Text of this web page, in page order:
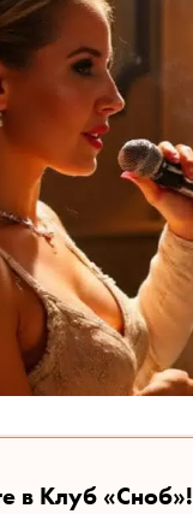
в Клуб «Сноб»!